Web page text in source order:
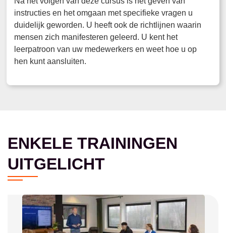
instructies en het omgaan met specifieke vragen u
duidelijk geworden. U heeft ook de richtlijnen waarin
mensen zich manifesteren geleerd. U kent het
leerpatroon van uw medewerkers en weet hoe u op
hen kunt aansluiten.
ENKELE TRAININGEN
UITGELICHT